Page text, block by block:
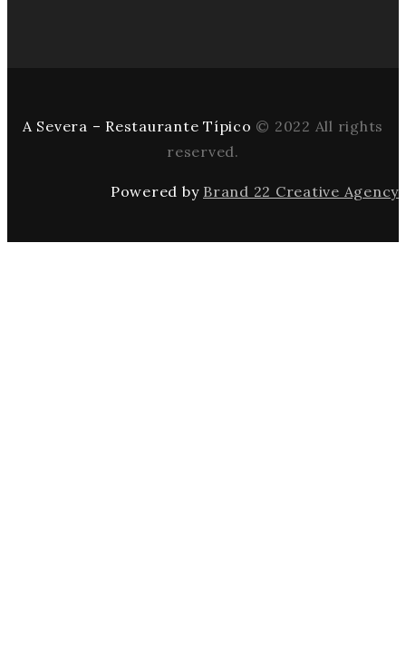
A Severa – Restaurante Típico © 2022 All rights
reserved.
Powered by Brand 22 Creative Agency